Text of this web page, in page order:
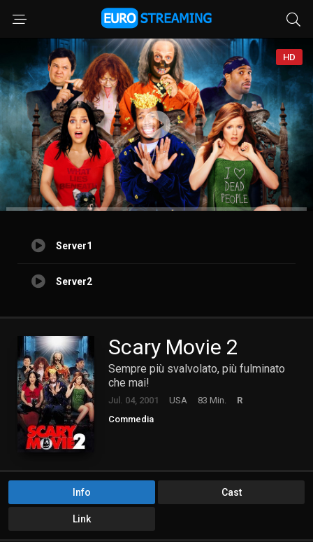
HD
Server1
Server2
Scary Movie 2
Sempre più svalvolato, più fulminato
che mai!
Jul. 04, 2001 USA 83 Min.
R
Commedia
Info Cast
Link